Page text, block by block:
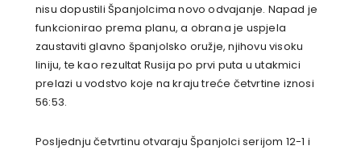
nisu dopustili Španjolcima novo odvajanje. Napad je
funkcionirao prema planu, a obrana je uspjela
zaustaviti glavno španjolsko oružje, njihovu visoku
liniju, te kao rezultat Rusija po prvi puta u utakmici
prelazi u vodstvo koje na kraju treće četvrtine iznosi
56:53.
Posljednju četvrtinu otvaraju Španjolci serijom 12-1 i